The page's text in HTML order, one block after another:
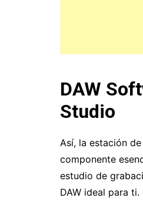
DAW
Studio
Así, la estación
componente
estudio de
DAW ideal para ti.